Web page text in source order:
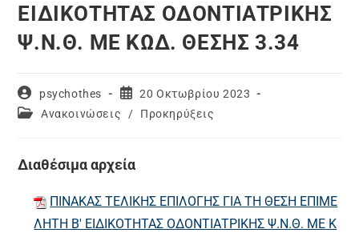
ΕΙΔΙΚΟΤΗΤΑΣ ΟΔΟΝΤΙΑΤΡΙΚΗΣ
Ψ.Ν.Θ. ΜΕ ΚΩΔ. ΘΕΣΗΣ 3.34
Post
author:
psychothes
Post
published:
20 Οκτωβρίου 2023
PostΑνακοινώσεις / Προκηρύξεις
Διαθέσιμα αρχεία
ΠΙΝΑΚΑΣ ΤΕΛΙΚΗΣ ΕΠΙΛΟΓΗΣ ΓΙΑ ΤΗ ΘΕΣΗ ΕΠΙΜΕ
ΛΗΤΗ Β' ΕΙΔΙΚΟΤΗΤΑΣ ΟΔΟΝΤΙΑΤΡΙΚΗΣ Ψ.Ν.Θ. ΜΕ Κ